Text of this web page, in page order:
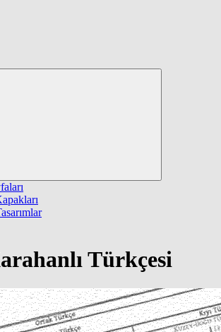
Türkçesi